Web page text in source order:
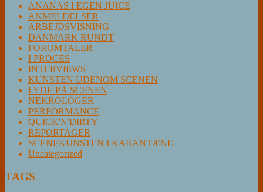
ANANAS I EGEN JUICE
ANMELDELSER
ARBEJDSVISNING
DANMARK RUNDT
FOROMTALER
I PROCES
INTERVIEWS
KUNSTEN UDENOM SCENEN
LYDE PÅ SCENEN
NEKROLOGER
PERFORMANCE
QUICK'N'DIRTY
REPORTAGER
SCENEKUNSTEN I KARANTÆNE
Uncategorized
TAGS